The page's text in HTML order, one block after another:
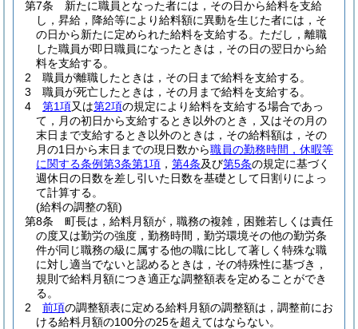
第7条
新たに職員となった者には，その日から給料を支給
し，昇給，降給等により給料額に異動を生じた者には，そ
の日から新たに定められた給料を支給する。 ただし，離職
した職員が即日職員になったときは，その日の翌日から給
料を支給する。
2
職員が離職したときは，その日まで給料を支給する。
3
職員が死亡したときは，その月まで給料を支給する。
4
第1項又は第2項の規定により給料を支給する場合であっ
て，月の初日から支給するとき以外のとき，又はその月の
末日まで支給するとき以外のときは，その給料額は，その
月の1日から末日までの現日数から職員の勤務時間，休暇等
に関する条例第3条第1項 ， 第4条及び第5条の規定に基づく
週休日の日数を差し引いた日数を基礎として日割りによっ
て計算する。
(給料の調整の額)
第8条
町長は，給料月額が，職務の複雑，困難若しくは責任
の度又は勤労の強度，勤務時間，勤労環境その他の勤労条
件が同じ職務の級に属する他の職に比して著しく特殊な職
に対し適当でないと認めるときは，その特殊性に基づき，
規則で給料月額につき適正な調整額表を定めることができ
る。
2
前項の調整額表に定める給料月額の調整額は，調整前にお
ける給料月額の100分の25を超えてはならない。